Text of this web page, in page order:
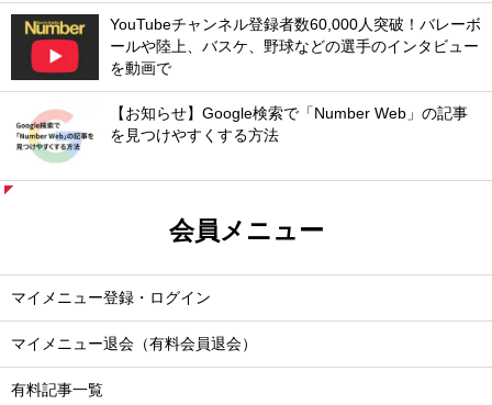
YouTubeチャンネル登録者数60,000人突破！バレーボ
ールや陸上、バスケ、野球などの選手のインタビュー
を動画で
【お知らせ】Google検索で「Number Web」の記事
を見つけやすくする方法
会員メニュー
マイメニュー登録・ログイン
マイメニュー退会（有料会員退会）
有料記事一覧